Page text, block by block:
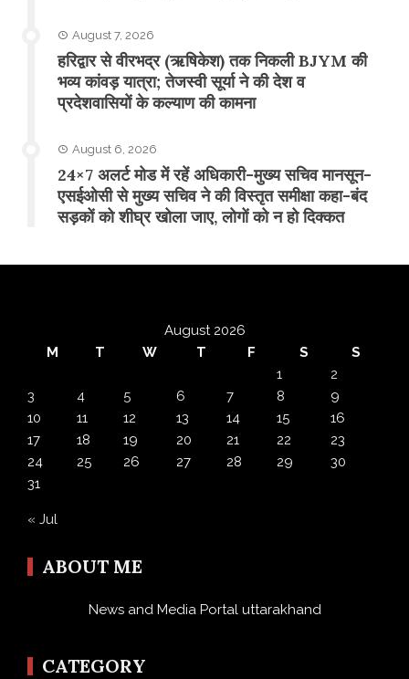
August 7, 2026
​हरिद्वार से वीरभद्र (ऋषिकेश) तक निकली BJYM की
भव्य कांवड़ यात्रा; तेजस्वी सूर्या ने की देश व
प्रदेशवासियों के कल्याण की कामना
August 6, 2026
24×7 अलर्ट मोड में रहें अधिकारी-मुख्य सचिव मानसून-
एसईओसी से मुख्य सचिव ने की विस्तृत समीक्षा कहा-बंद
सड़कों को शीघ्र खोला जाए, लोगों को न हो दिक्कत
August 2026
M
T W T F S
S
1
2
3
4 5 6 7 8
9
10
11 12 13 14 15
16
17
18 19 20 21 22
23
24
25 26 27 28 29
30
31
« Jul
ABOUT ME
News and Media Portal uttarakhand
CATEGORY